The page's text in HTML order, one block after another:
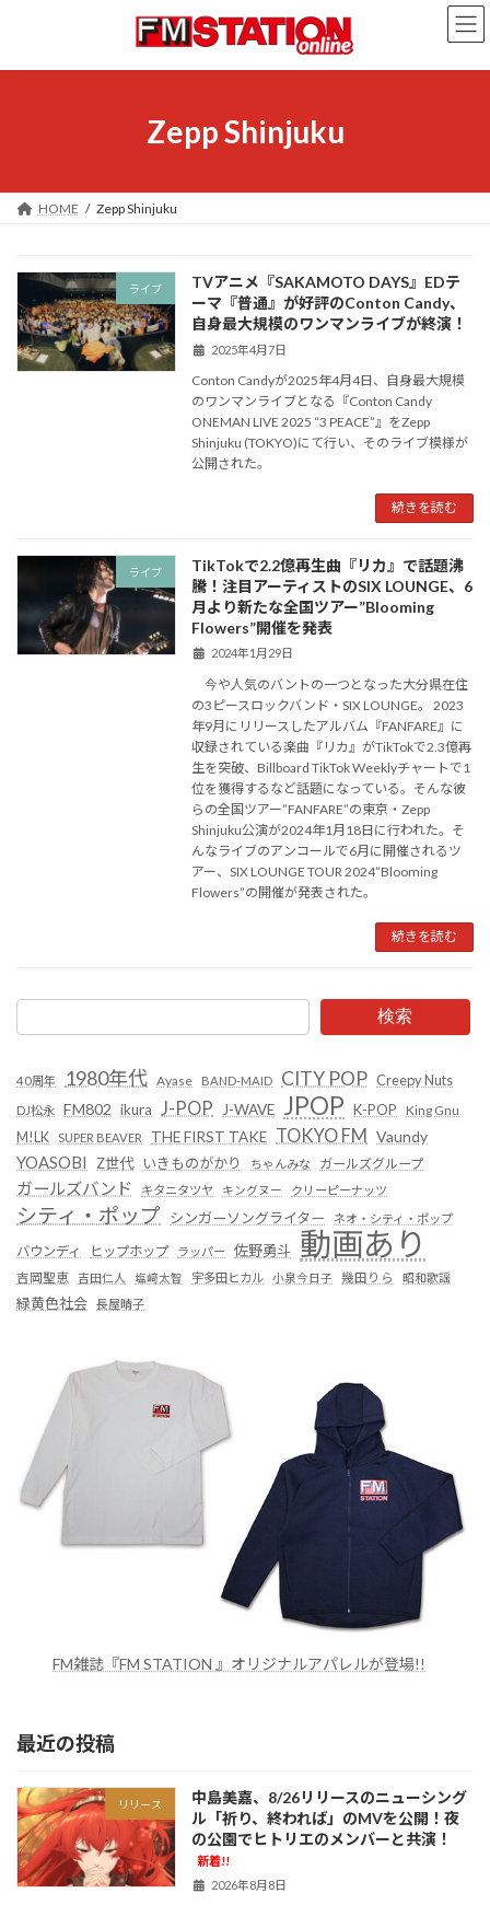
ン
ー
Zepp Shinjuku
HOME Zepp Shinjuku
ライブ
TVアニメ『SAKAMOTO DAYS』EDテ
ーマ『普通』が好評のConton Candy、
自身最大規模のワンマンライブが終演！
2025年4月7日
Conton Candyが2025年4月4日、自身最大規模
のワンマンライブとなる『Conton Candy
ONEMAN LIVE 2025 “3 PEACE”』をZepp
Shinjuku (TOKYO)にて行い、そのライブ模様が
公開された。
続きを読む
ライブ
TikTokで2.2億再生曲『リカ』で話題沸
騰！注目アーティストのSIX LOUNGE、6
月より新たな全国ツアー”Blooming
Flowers”開催を発表
2024年1月29日
今や人気のバントの一つとなった大分県在住
の3ピースロックバンド・SIX LOUNGE。 2023
年9月にリリースしたアルバム『FANFARE』に
収録されている楽曲『リカ』がTikTokで2.3億再
生を突破、Billboard TikTok Weeklyチャートで1
位を獲得するなど話題になっている。そんな彼
らの全国ツアー”FANFARE”の東京・Zepp
Shinjuku公演が2024年1月18日に行われた。そ
んなライブのアンコールで6月に開催されるツ
アー、SIX LOUNGE TOUR 2024”Blooming
Flowers”の開催が発表された。
続きを読む
検索
40周年 1980年代 Ayase BAND-MAID CITY POP Creepy Nuts
DJ松永 FM802 ikura J-POP J-WAVE JPOP K-POP
King Gnu
M!LK
SUPER BEAVER THE FIRST TAKE TOKYO FM Vaundy
YOASOBI Z世代 いきものがかり ちゃんみな ガールズグループ
ガールズバンド キタニタツヤ キングヌー クリーピーナッツ
シティ・ポップ シンガーソングライター ネオ・シティ・ポップ
バウンディ ヒップホップ ラッパー 佐野勇斗 動画あり
吉岡聖恵 吉田仁人 塩﨑太智 宇多田ヒカル 小泉今日子 幾田りら 昭和歌謡
緑黄色社会 長屋晴子
FM雑誌『FM STATION 』オリジナルアパレルが登場!!
最近の投稿
リリース
中島美嘉、8/26リリースのニューシング
ル「祈り、終われば」のMVを公開！夜
の公園でヒトリエのメンバーと共演！
新着!!
2026年8月8日